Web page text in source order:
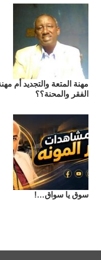
مهنة المتعة والتجديد أم
الفقر والمحنة؟؟
سوق يا سواق…!